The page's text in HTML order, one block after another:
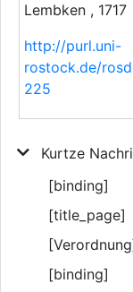
Lembken , 1717
http://purl.uni-
rostock.de/
225
[binding]
[title_page]
[binding]